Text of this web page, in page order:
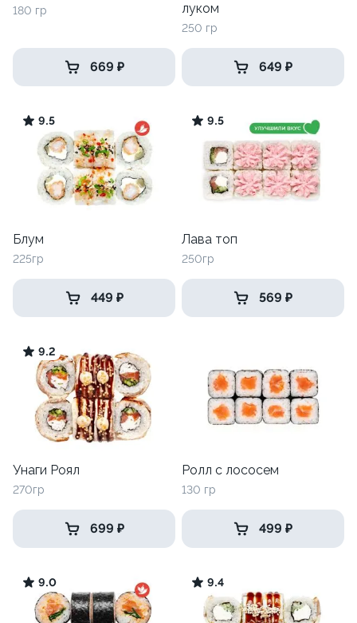
180 гр
669 ₽
луком
250 гр
649 ₽
9.5
Блум
225гр
449 ₽
9.5
Лава топ
250гр
569 ₽
9.2
Унаги Роял
270гр
699 ₽
Ролл с лососем
130 гр
499 ₽
9.0 9.4